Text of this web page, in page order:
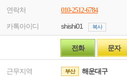
연락처 010-2512-6784
카톡아이디 shishi01 복사
전화 문자
근무지역 부산 해운대구